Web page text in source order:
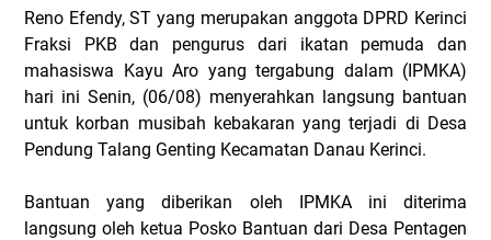
Reno Efendy, ST yang merupakan anggota DPRD Kerinci
Fraksi PKB dan pengurus dari ikatan pemuda dan
mahasiswa Kayu Aro yang tergabung dalam (IPMKA)
hari ini Senin, (06/08) menyerahkan langsung bantuan
untuk korban musibah kebakaran yang terjadi di Desa
Pendung Talang Genting Kecamatan Danau Kerinci.
Bantuan yang diberikan oleh IPMKA ini diterima
langsung oleh ketua Posko Bantuan dari Desa Pentagen